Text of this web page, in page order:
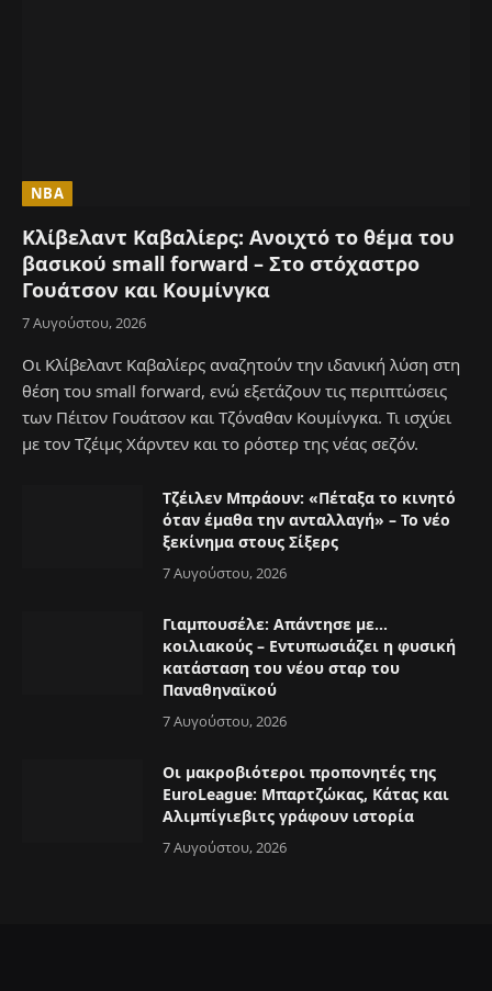
NBA
Κλίβελαντ Καβαλίερς: Ανοιχτό το θέμα του
βασικού small forward – Στο στόχαστρο
Γουάτσον και Κουμίνγκα
7 Αυγούστου, 2026
Οι Κλίβελαντ Καβαλίερς αναζητούν την ιδανική λύση στη
θέση του small forward, ενώ εξετάζουν τις περιπτώσεις
των Πέιτον Γουάτσον και Τζόναθαν Κουμίνγκα. Τι ισχύει
με τον Τζέιμς Χάρντεν και το ρόστερ της νέας σεζόν.
Τζέιλεν Μπράουν: «Πέταξα το κινητό
όταν έμαθα την ανταλλαγή» – Το νέο
ξεκίνημα στους Σίξερς
7 Αυγούστου, 2026
Γιαμπουσέλε: Απάντησε με…
κοιλιακούς – Εντυπωσιάζει η φυσική
κατάσταση του νέου σταρ του
Παναθηναϊκού
7 Αυγούστου, 2026
Οι μακροβιότεροι προπονητές της
EuroLeague: Μπαρτζώκας, Κάτας και
Αλιμπίγιεβιτς γράφουν ιστορία
7 Αυγούστου, 2026